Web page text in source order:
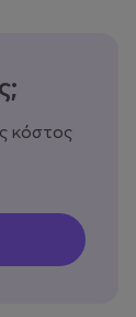
κόστος